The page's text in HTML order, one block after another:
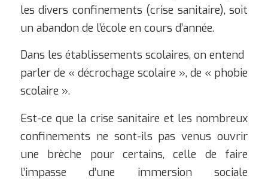
les divers confinements (crise sanitaire), soit
un abandon de l’école en cours d’année.
Dans les établissements scolaires, on entend
parler de « décrochage scolaire », de « phobie
scolaire ».
Est-ce que la crise sanitaire et les nombreux
confinements ne sont-ils pas venus ouvrir
une brèche pour certains, celle de faire
l’impasse d’une immersion sociale